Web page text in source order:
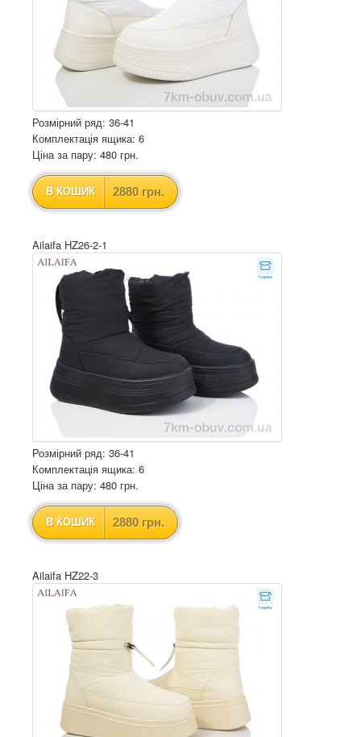
Розмірний ряд: 36-41
Комплектація ящика: 6
Ціна за пару: 480 грн.
В КОШИК 2880 грн.
Ailaifa HZ26-2-1
Розмірний ряд: 36-41
Комплектація ящика: 6
Ціна за пару: 480 грн.
В КОШИК 2880 грн.
Ailaifa HZ22-3